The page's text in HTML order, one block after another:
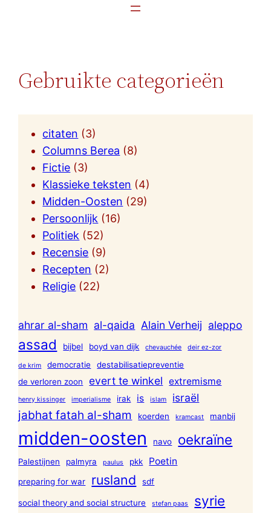
Gebruikte categorieën
citaten (3)
Columns Berea (8)
Fictie (3)
Klassieke teksten (4)
Midden-Oosten (29)
Persoonlijk (16)
Politiek (52)
Recensie (9)
Recepten (2)
Religie (22)
ahrar al-sham al-qaida Alain Verheij aleppo
assad bijbel boyd van dijk chevauchée deir ez-zor
de krim democratie
destabilisatiepreventie
de verloren zoon
evert te winkel extremisme
henry kissinger imperialisme irak is islam israël
jabhat fatah al-sham koerden kramcast manbij
midden-oosten navo oekraïne
Palestijnen palmyra paulus pkk Poetin
preparing for war rusland sdf
social theory and social structure stefan paas syrie